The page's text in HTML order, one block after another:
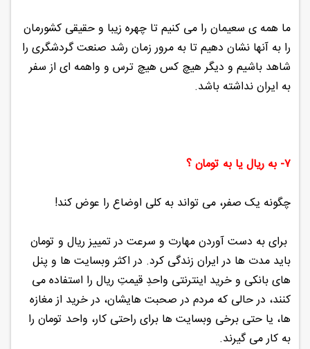
ما همه ی سعیمان را می کنیم تا چهره زیبا و حقیقی کشورمان
را به آنها نشان دهیم تا به مرور زمان رشد صنعت گردشگری را
شاهد باشیم و دیگر هیچ کس هیچ ترس و واهمه ای از سفر
به ایران نداشته باشد.
۷- به ریال یا به تومان ؟
چگونه یک صفر، می تواند به کلی اوضاع را عوض کند!
برای به دست آوردن مهارت و سرعت در تمییز ریال و تومان
باید مدت ها در ایران زندگی کرد. در اکثر وبسایت ها و پنل
های بانکی و خرید اینترنتی واحدِ قیمتِ ریال را استفاده می
کنند، در حالی که مردم در صحبت هایشان، در خرید از مغازه
ها، یا حتی برخی وبسایت ها برای راحتی کار، واحد تومان را
به کار می گیرند.